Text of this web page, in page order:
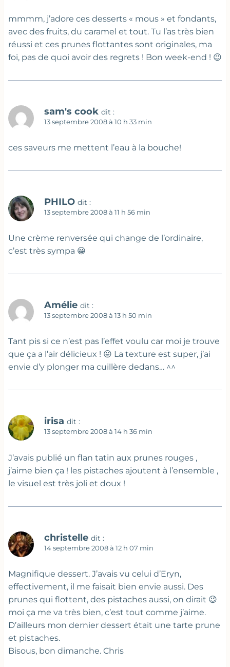
mmmm, j’adore ces desserts « mous » et fondants,
avec des fruits, du caramel et tout. Tu l’as très bien
réussi et ces prunes flottantes sont originales, ma
foi, pas de quoi avoir des regrets ! Bon week-end ! 😉
sam's cook dit :
13 septembre 2008 à 10 h 33 min
ces saveurs me mettent l’eau à la bouche!
PHILO dit :
13 septembre 2008 à 11 h 56 min
Une crème renversée qui change de l’ordinaire,
c’est très sympa 😀
Amélie dit :
13 septembre 2008 à 13 h 50 min
Tant pis si ce n’est pas l’effet voulu car moi je trouve
que ça a l’air délicieux ! 😛 La texture est super, j’ai
envie d’y plonger ma cuillère dedans… ^^
irisa dit :
13 septembre 2008 à 14 h 36 min
J’avais publié un flan tatin aux prunes rouges ,
j’aime bien ça ! les pistaches ajoutent à l’ensemble ,
le visuel est très joli et doux !
christelle dit :
14 septembre 2008 à 12 h 07 min
Magnifique dessert. J’avais vu celui d’Eryn,
effectivement, il me faisait bien envie aussi. Des
prunes qui flottent, des pistaches aussi, on dirait 😉
moi ça me va très bien, c’est tout comme j’aime.
D’ailleurs mon dernier dessert était une tarte prune
et pistaches.
Bisous, bon dimanche. Chris